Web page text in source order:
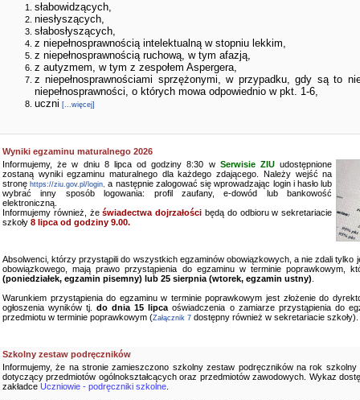
słabowidzących,
niesłyszących,
słabosłyszących,
z niepełnosprawnością intelektualną w stopniu lekkim,
z niepełnosprawnością ruchową, w tym afazją,
z autyzmem, w tym z zespołem Aspergera,
z niepełnosprawnościami sprzężonymi, w przypadku, gdy są to
niepełnosprawności, o których mowa odpowiednio w pkt. 1-6,
uczni [...więcej]
Wyniki egzaminu maturalnego 2026
Informujemy, że w dniu 8 lipca od godziny 8:30 w Serwisie ZIU udostępnione
zostaną wyniki egzaminu maturalnego dla każdego zdającego. Należy wejść na
stronęhttps://ziu.gov.pl/login, a następnie zalogować się wprowadzając login i hasło lub
wybrać inny sposób logowania: profil zaufany, e-dowód lub bankowość
elektroniczną.
Informujemy również, żeświadectwa dojrzałości będą do odbioru w sekretariacie
szkoły 8 lipca od godziny 9.00.
Absolwenci, którzy przystąpili do wszystkich egzaminów obowiązkowych, a nie zdali tylko
obowiązkowego, mają prawo przystąpienia do egzaminu w terminie poprawkowym,
(poniedziałek, egzamin pisemny) lub 25 sierpnia (wtorek, egzamin ustny)
Warunkiem przystąpienia do egzaminu w terminie poprawkowym jest złożenie do
ogłoszenia wyników tj.do dnia 15 lipca oświadczenia o zamiarze przystąpienia do
przedmiotu w terminie poprawkowym (Załącznik 7 dostępny również w sekretariacie szkoły).
Szkolny zestaw podręczników
Informujemy, że na stronie zamieszczono szkolny zestaw podręczników na rok szkolny
dotyczący przedmiotów ogólnokształcących oraz przedmiotów zawodowych. Wykaz
zakładce Uczniowie - podręczniki szkolne